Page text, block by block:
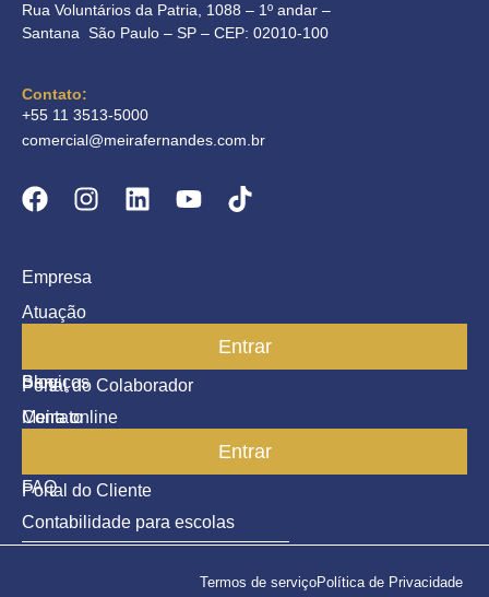
Rua Voluntários da Patria, 1088 – 1º andar –
Santana São Paulo – SP – CEP: 02010-100
Contato:
+55 11 3513-5000
comercial@meirafernandes.com.br
Empresa
Atuação
Blog
Contato
Portal do Colaborador
Entrar
Serviços
Meira online
FAQ
Contabilidade para escolas
Portal do Cliente
Entrar
Termos de serviçoPolítica de Privacidade